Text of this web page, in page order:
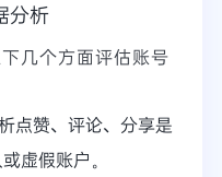
分析
几个方面评估账号
点赞、评论、分享是
虚假账户。